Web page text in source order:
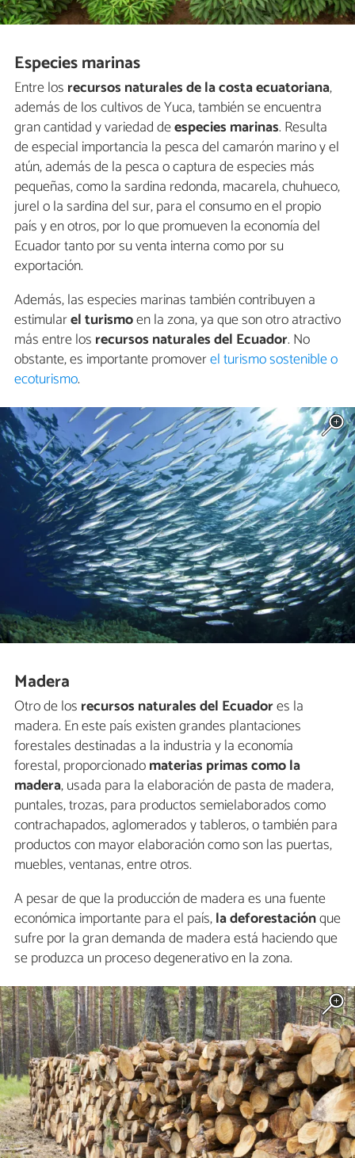
Especies marinas
Entre los recursos naturales de la costa ecuatoriana,
además de los cultivos de Yuca, también se encuentra
gran cantidad y variedad deespecies marinas. Resulta
de especial importancia la pesca del camarón marino y el
atún, además de la pesca o captura de especies más
pequeñas, como la sardina redonda, macarela, chuhueco,
jurel o la sardina del sur, para el consumo en el propio
país y en otros, por lo que promueven la economía del
Ecuador tanto por su venta interna como por su
exportación.
Además, las especies marinas también contribuyen a
estimularel turismoen la zona, ya que son otro atractivo
más entre los recursos naturales del Ecuador. No
obstante, es importante promoverel turismo sostenible o
ecoturismo.
Madera
Otro de los recursos naturales del Ecuadores la
madera. En este país existen grandes plantaciones
forestales destinadas a la industria y la economía
forestal, proporcionadomaterias primas como la
madera, usada para la elaboración de pasta de madera,
puntales, trozas, para productos semielaborados como
contrachapados, aglomerados y tableros, o también para
productos con mayor elaboración como son las puertas,
muebles, ventanas, entre otros.
A pesar de que la producción de madera es una fuente
económica importante para el país,la deforestaciónque
sufre por la gran demanda de madera está haciendo que
se produzca un proceso degenerativo en la zona.